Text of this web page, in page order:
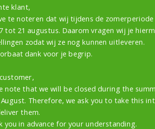
AUGUSTUS
04 augustus 2025
Beste vogelliefhebber. Bedankt
laten weten dat er mogelijk wat
versturen van je bestelling. Wij
tussenuit van 11 tot 17 augustus.
augustus zullen we de orders die
klant,
te noteren dat wij tijdens de
tot 21 augustus. Daarom vragen wij je
zodat wij ze nog kunnen uitleveren.
dank voor je begrip.
note that we will be closed during the
Therefore, we ask you to take this
them.
you in advance for your understanding.